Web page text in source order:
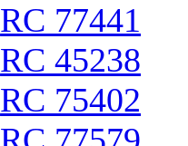
RC 77441
RC 45238
RC 75402